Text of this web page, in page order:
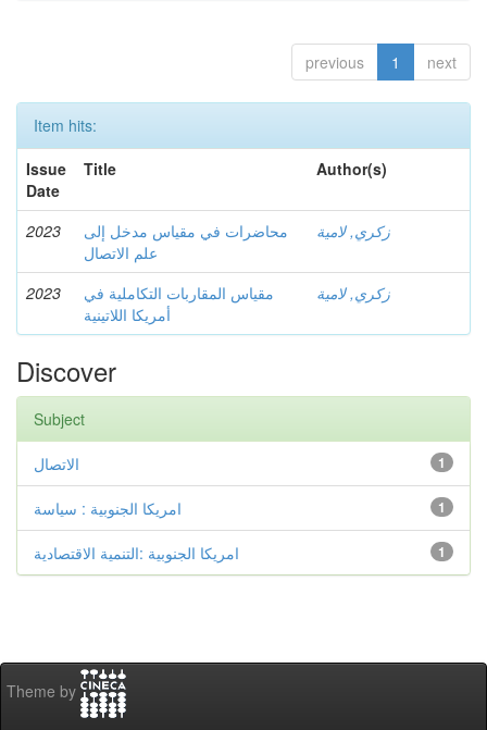
previous 1 next
Item hits:
Issue
Date
Title Author(s)
2023
محاضرات في مقياس مدخل إلى
علم الاتصال
زكري, لامية
2023
مقياس المقاربات التكاملية في
أمريكا اللاتينية
زكري, لامية
Discover
Subject
1 الاتصال
1 امريكا الجنوبية : سياسة
1 امريكا الجنوبية :التنمية الاقتصادية
Theme by